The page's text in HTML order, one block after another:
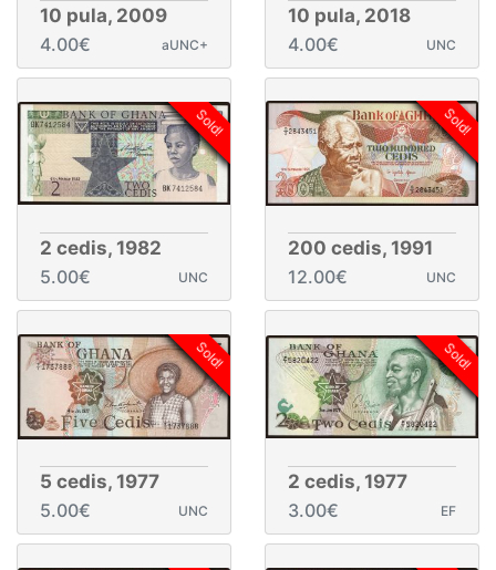
10 pula, 2009
4.00€
aUNC+
10 pula, 2018
4.00€
UNC
Sold!
2 cedis, 1982
5.00€
UNC
Sold!
200 cedis, 1991
12.00€
UNC
Sold!
5 cedis, 1977
5.00€
UNC
Sold!
2 cedis, 1977
3.00€
EF